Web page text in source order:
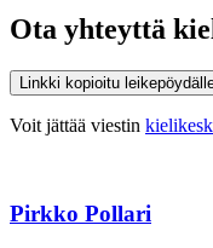
Ota yhteyttä
Linkki kopioitu
Voit jättää viestin
Pirkko Pollari